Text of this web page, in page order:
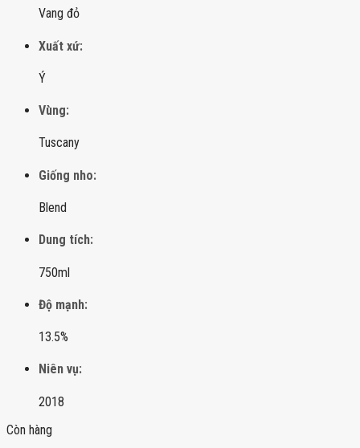
Vang đỏ
Xuất xứ:
Ý
Vùng:
Tuscany
Giống nho:
Blend
Dung tích:
750ml
Độ mạnh:
13.5%
Niên vụ:
2018
Còn hàng